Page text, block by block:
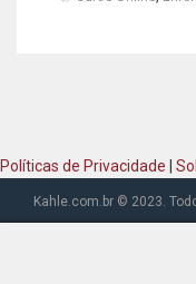
Políticas de Privacidade
Kahle.com.br © 2023.